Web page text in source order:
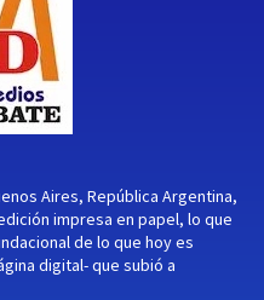
Aires, República Argentina,
impresa en papel, lo que
de lo que hoy es
digital- que subió a